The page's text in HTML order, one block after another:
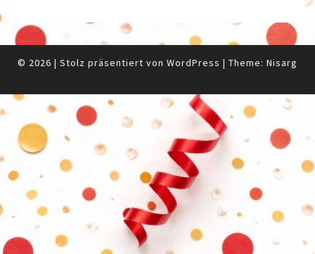
© 2026 | Stolz präsentiert von WordPress | Theme: Nisarg